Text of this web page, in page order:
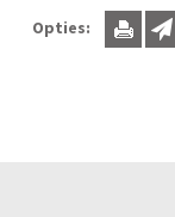
Opties: